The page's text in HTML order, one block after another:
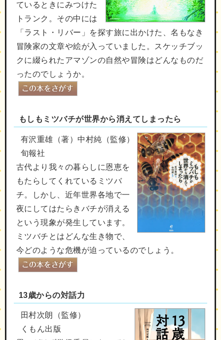
ているときにみつけた
トランク。その中には
「ラスト・リバー」を探す旅に出かけた、名もなき
冒険家の文章や絵が入っていました。スケッチブッ
クに綴られたアマゾンの自然や冒険はどんなものだ
ったのでしょうか。
もしもミツバチが世界から消えてしまったら
有沢重雄（著）中村純（監修）
旬報社
古代より我々の暮らしに恩恵を
もたらしてくれているミツバ
チ。しかし、近年世界各地で一
夜にしてはたらきバチが消える
という現象が発生しています。
ミツバチとはどんな生き物で、
今どのような危機が迫っているのでしょう。
13歳からの対話力
田村次朗（監修）
くもん出版